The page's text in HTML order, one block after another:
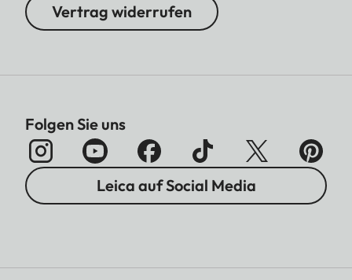
Vertrag widerrufen
Folgen Sie uns
Leica auf Social Media